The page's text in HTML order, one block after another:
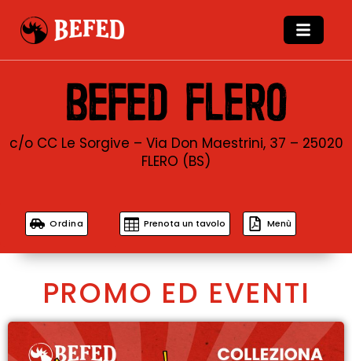
BEFED FLERO
c/o CC Le Sorgive – Via Don Maestrini, 37 – 25020
FLERO (BS)
Ordina Prenota un tavolo Menù
PROMO ED EVENTI